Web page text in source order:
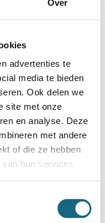
Over
advertenties te
media te bieden
Ook delen we
site met onze
en analyse. Deze
met andere
of die ze hebben
hun services.